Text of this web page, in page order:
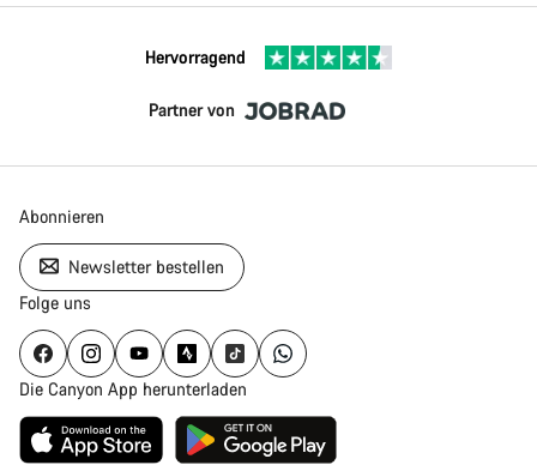
Hervorragend
Partner von
Abonnieren
Newsletter bestellen
Folge uns
Die Canyon App herunterladen